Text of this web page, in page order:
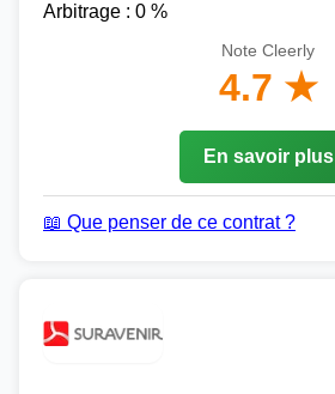
Arbitrage : 0 %
Note Cleerly
4.7 ★
En savoir plus
📖 Que penser de ce contrat ?